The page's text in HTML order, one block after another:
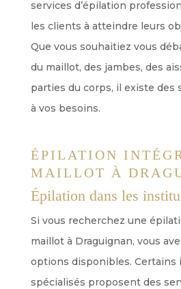
services d’épilation
les clients à atteindre leurs
Que vous souhaitiez vous
du maillot, des jambes, des
parties du corps, il existe des
à vos besoins.
ÉPILATION
MAILLOT À
Épilation dans les
Si vous recherchez une
maillot à Draguignan, vous
options disponibles. Certains
spécialisés proposent des